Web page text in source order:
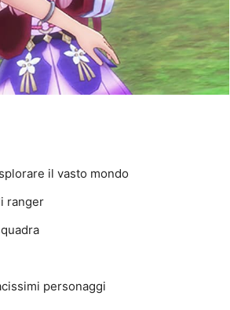
il vasto mondo
ranger
personaggi